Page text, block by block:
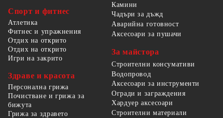
Спорт и фитнес
Атлетика
Фитнес и упражнения
Отдих на открито
Отдих на открито
Игри на закрито
Здраве и красота
Персонална грижа
Почистване и грижа за
бижута
Грижа за здравето
Камини
Чадъри за дъжд
Аварийна готовност
Аксесоари за пушачи
За майстора
Строителни консумативи
Водопровод
Аксесоари за инструменти
Огради и заграждения
Хардуер аксесоари
Строителни материали